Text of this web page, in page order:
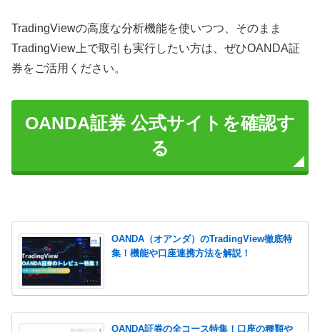
TradingViewの高度な分析機能を使いつつ、そのまま
TradingView上で取引も実行したい方は、ぜひOANDA証
券をご活用ください。
OANDA証券 公式サイトを確認す
る
OANDA（オアンダ）のTradingView徹底特
集！機能や口座連携方法を解説！
OANDA証券の全コース特集！口座の種類や